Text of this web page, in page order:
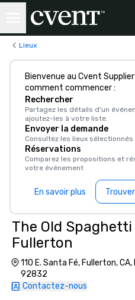
Lieux
Bienvenue au Cvent
comment commencer :
Rechercher
Partagez les détails d'un
ajoutez-les à votre liste.
Envoyer la demande
Consultez les lieux
Réservations
Comparez les propositions et
votre événement
En savoir plus
The Old
Fullerton
110 E. Santa Fé, Fullerton,
92832
Contactez-nous